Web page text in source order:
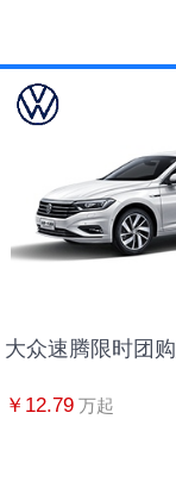
宝马Z4
丰田C-HR
英朗
奔驰
丰田C-HR
大众速腾限时团
￥12.79 万起